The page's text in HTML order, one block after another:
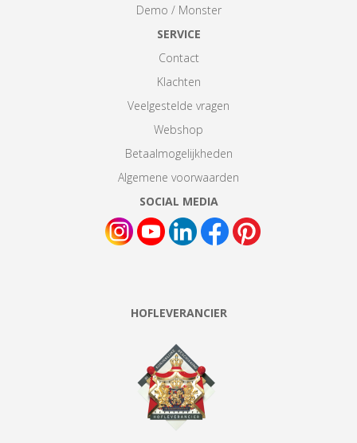
Demo / Monster
SERVICE
Contact
Klachten
Veelgestelde vragen
Webshop
Betaalmogelijkheden
Algemene voorwaarden
SOCIAL MEDIA
HOFLEVERANCIER